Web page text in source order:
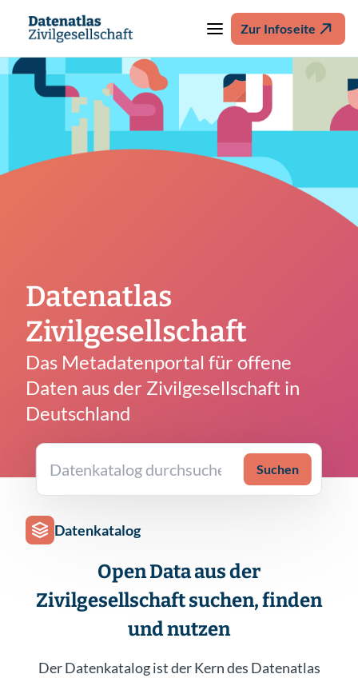
Zur Infoseite
Datenatlas
Zivilgesellschaft
Das Metadatenportal für offene
Daten aus der Zivilgesellschaft in
Deutschland
Suchen
Datenkatalog
Open Data aus der
Zivilgesellschaft suchen, finden
und nutzen
Der Datenkatalog ist der Kern des Datenatlas